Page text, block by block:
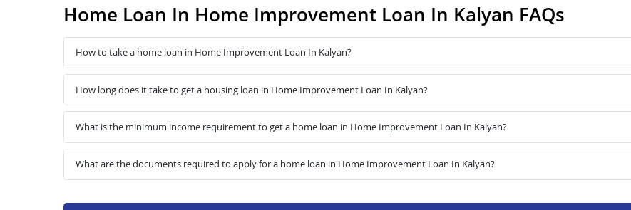
Home Loan In Home Improvement Loan In Kalyan FAQs
How to take a home loan in Home Improvement Loan In Kalyan?
How long does it take to get a housing loan in Home Improvement Loan In Kalyan?
What is the minimum income requirement to get a home loan in Home Improvement Loan In Kalyan?
What are the documents required to apply for a home loan in Home Improvement Loan In Kalyan?